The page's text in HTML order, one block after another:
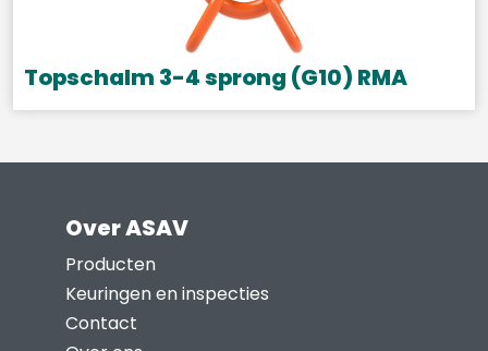
gekozen
worden
de
Topschalm 3-4 sprong (G10) RMA
Dit
variaties.
optie
Over ASAV
Producten
Keuringen en inspecties
Contact